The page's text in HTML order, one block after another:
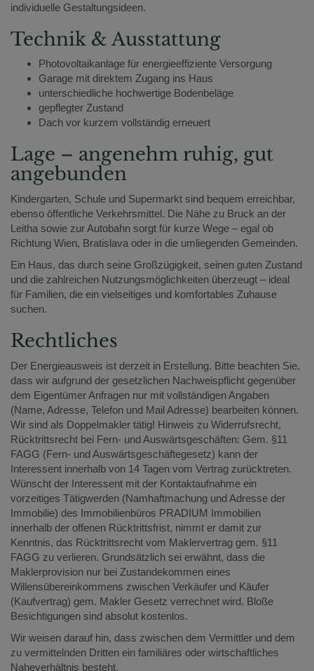
individuelle Gestaltungsideen.
Technik & Ausstattung
Photovoltaikanlage für energieeffiziente Versorgung
Garage mit direktem Zugang ins Haus
unterschiedliche hochwertige Bodenbeläge
gepflegter Zustand
Dach vor kurzem vollständig erneuert
Lage – angenehm ruhig, gut
angebunden
Kindergarten, Schule und Supermarkt sind bequem erreichbar,
ebenso öffentliche Verkehrsmittel. Die Nähe zu Bruck an der
Leitha sowie zur Autobahn sorgt für kurze Wege – egal ob
Richtung Wien, Bratislava oder in die umliegenden Gemeinden.
Ein Haus, das durch seine Großzügigkeit, seinen guten Zustand
und die zahlreichen Nutzungsmöglichkeiten überzeugt – ideal
für Familien, die ein vielseitiges und komfortables Zuhause
suchen.
Rechtliches
Der Energieausweis ist derzeit in Erstellung. Bitte beachten Sie,
dass wir aufgrund der gesetzlichen Nachweispflicht gegenüber
dem Eigentümer Anfragen nur mit vollständigen Angaben
(Name, Adresse, Telefon und Mail Adresse) bearbeiten können.
Wir sind als Doppelmakler tätig! Hinweis zu Widerrufsrecht,
Rücktrittsrecht bei Fern- und Auswärtsgeschäften: Gem. §11
FAGG (Fern- und Auswärtsgeschäftegesetz) kann der
Interessent innerhalb von 14 Tagen vom Vertrag zurücktreten.
Wünscht der Interessent mit der Kontaktaufnahme ein
vorzeitiges Tätigwerden (Namhaftmachung und Adresse der
Immobilie) des Immobilienbüros PRADIUM Immobilien
innerhalb der offenen Rücktrittsfrist, nimmt er damit zur
Kenntnis, das Rücktrittsrecht vom Maklervertrag gem. §11
FAGG zu verlieren. Grundsätzlich sei erwähnt, dass die
Maklerprovision nur bei Zustandekommen eines
Willensübereinkommens zwischen Verkäufer und Käufer
(Kaufvertrag) gem. Makler Gesetz verrechnet wird. Bloße
Besichtigungen sind absolut kostenlos.
Wir weisen darauf hin, dass zwischen dem Vermittler und dem
zu vermittelnden Dritten ein familiäres oder wirtschaftliches
Naheverhältnis besteht.